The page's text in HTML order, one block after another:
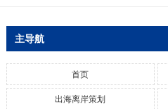
主导航
首页
出海离岸策划